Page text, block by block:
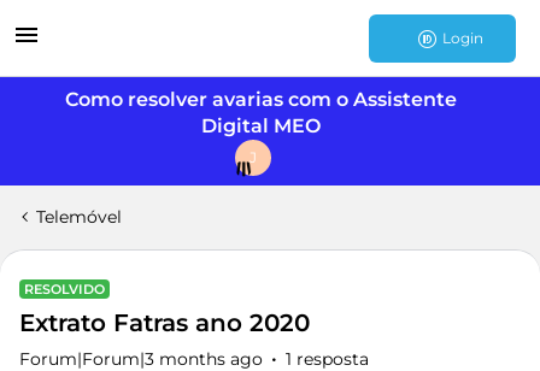
Login
Como resolver avarias com o Assistente
Digital MEO
J
Telemóvel
RESOLVIDO
Extrato Fatras ano 2020
Forum|Forum|3 months ago 1 resposta